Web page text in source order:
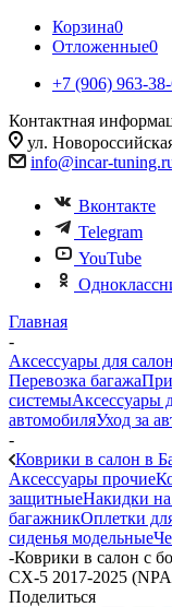
Корзина0
Отложенные0
+7 (906) 963-
Контактная
ул.
info@incar-
Вконтакте
Telegram
YouTube
Главная
-
Аксессуары для
Перевозка багажа
системыАксессуары
автомобиляУход за
-
Коврики в салон в
Аксессуары прочие
защитныеНакидки на
багажникОплетки
сиденья модельные
-Коврики в салон с
CX-5 2017-2025
Поделиться